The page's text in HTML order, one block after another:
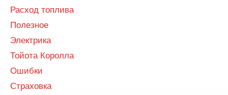
Расход топлива
Полезное
Электрика
Тойота Королла
Ошибки
Страховка